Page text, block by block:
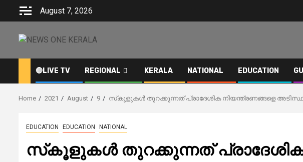
August 7, 2026
🔴LIVE TV REGIONAL KERALA NATIONAL EDUCATION
Home 2021 August 9 സ്‌കൂളുകള്‍ തുറക്കുന്നത് പ്രാദേശിക നിയന്ത്രണങ്ങളെ
EDUCATION EDUCATION NATIONAL
സ്‌കൂളുകള്‍ തുറക്കുന്നത് പ്രാദേശിക